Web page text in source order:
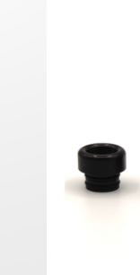
RDTA
Premium